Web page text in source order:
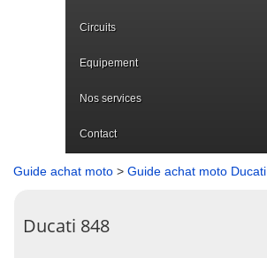
Circuits
Equipement
Nos services
Contact
Guide achat moto > Guide achat moto Ducati
Ducati 848